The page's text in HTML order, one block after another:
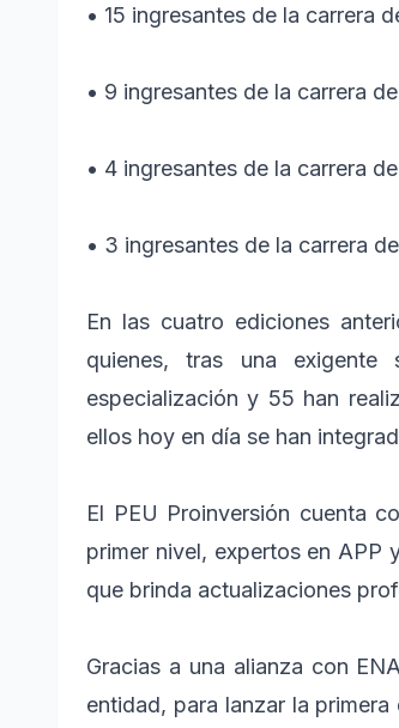
• 15 ingresantes de la carrera
• 9 ingresantes de la carrera
• 4 ingresantes de la carrera
• 3 ingresantes de la carrera
En las cuatro ediciones
quienes, tras una
especialización y 55 han
ellos hoy en día se han
El PEU Proinversión cuenta
primer nivel, expertos en APP
que brinda actualizaciones
Gracias a una alianza con
entidad, para lanzar la